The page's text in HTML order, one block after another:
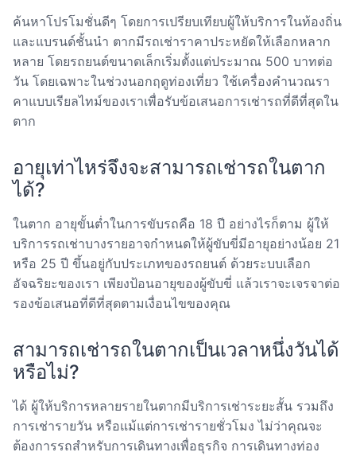
ค้นหาโปรโมชั่นดีๆ โดยการเปรียบเทียบผู้ให้บริการในท้องถิ่น
และแบรนด์ชั้นนำ ตากมีรถเช่าราคาประหยัดให้เลือกหลาก
หลาย โดยรถยนต์ขนาดเล็กเริ่มตั้งแต่ประมาณ 500 บาทต่อ
วัน โดยเฉพาะในช่วงนอกฤดูท่องเที่ยว ใช้เครื่องคำนวณรา
คาแบบเรียลไทม์ของเราเพื่อรับข้อเสนอการเช่ารถที่ดีที่สุดใน
ตาก
อายุเท่าไหร่จึงจะสามารถเช่ารถในตาก
ได้?
ในตาก อายุขั้นต่ำในการขับรถคือ 18 ปี อย่างไรก็ตาม ผู้ให้
บริการรถเช่าบางรายอาจกำหนดให้ผู้ขับขี่มีอายุอย่างน้อย 21
หรือ 25 ปี ขึ้นอยู่กับประเภทของรถยนต์ ด้วยระบบเลือก
อัจฉริยะของเรา เพียงป้อนอายุของผู้ขับขี่ แล้วเราจะเจรจาต่อ
รองข้อเสนอที่ดีที่สุดตามเงื่อนไขของคุณ
สามารถเช่ารถในตากเป็นเวลาหนึ่งวันได้
หรือไม่?
ได้ ผู้ให้บริการหลายรายในตากมีบริการเช่าระยะสั้น รวมถึง
การเช่ารายวัน หรือแม้แต่การเช่ารายชั่วโมง ไม่ว่าคุณจะ
ต้องการรถสำหรับการเดินทางเพื่อธุรกิจ การเดินทางท่อง